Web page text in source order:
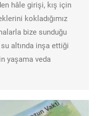
hâle girişi, kış için
kokladığımız
bize sunduğu
altında inşa ettiği
yaşama veda